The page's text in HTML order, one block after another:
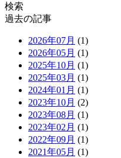
検索
過去の記事
2026年07月 (1)
2026年05月 (1)
2025年10月 (1)
2025年03月 (1)
2024年01月 (1)
2023年10月 (2)
2023年08月 (1)
2023年02月 (1)
2022年09月 (1)
2021年05月 (1)